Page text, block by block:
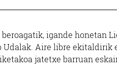
igande honetan
Aire libre ekitaldirik
jatetxe barruan